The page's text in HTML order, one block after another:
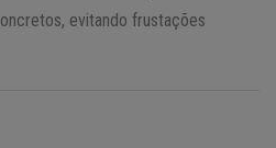
evitando frustações